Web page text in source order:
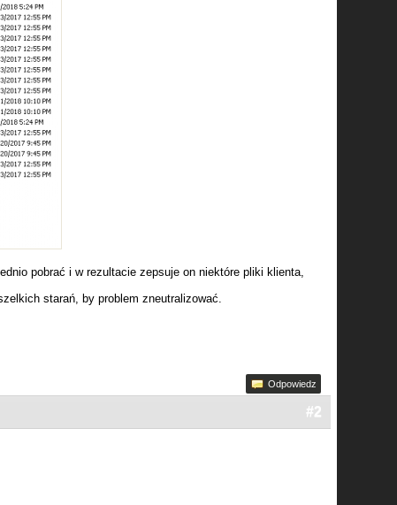
pobrać i w rezultacie zepsuje on niektóre pliki klienta,
starań, by problem zneutralizować.
Odpowiedz
#2